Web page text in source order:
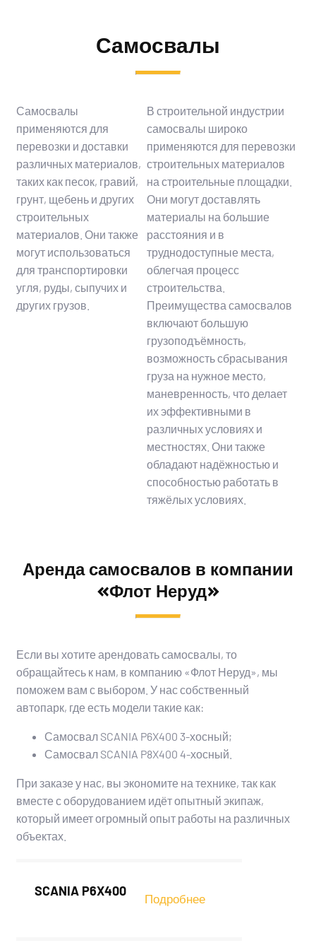
Самосвалы
Самосвалы
применяются для
перевозки и доставки
различных материалов,
таких как песок, гравий,
грунт, щебень и других
строительных
материалов. Они также
могут использоваться
для транспортировки
угля, руды, сыпучих и
других грузов.
В строительной индустрии
самосвалы широко
применяются для перевозки
строительных материалов
на строительные площадки.
Они могут доставлять
материалы на большие
расстояния и в
труднодоступные места,
облегчая процесс
строительства.
Преимущества самосвалов
включают большую
грузоподъёмность,
возможность сбрасывания
груза на нужное место,
маневренность, что делает
их эффективными в
различных условиях и
местностях. Они также
обладают надёжностью и
способностью работать в
тяжёлых условиях.
Аренда самосвалов в компании
«Флот Неруд»
Если вы хотите арендовать самосвалы, то
обращайтесь к нам, в компанию «Флот Неруд», мы
поможем вам с выбором. У нас собственный
автопарк, где есть модели такие как:
Самосвал SCANIA P6X400 3-хосный;
Самосвал SCANIA P8X400 4-хосный.
При заказе у нас, вы экономите на технике, так как
вместе с оборудованием идёт опытный экипаж,
который имеет огромный опыт работы на различных
объектах.
SCANIA P6X400 Подробнее